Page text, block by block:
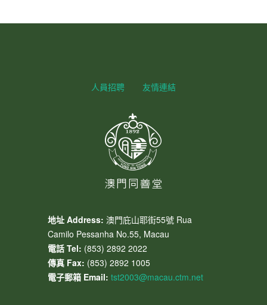
人員招聘 友情連結
地址 Address: 澳門庇山耶街55號 Rua
Camilo Pessanha No.55, Macau
電話 Tel: (853) 2892 2022
傳真 Fax: (853) 2892 1005
電子郵箱 Email: tst2003@macau.ctm.net